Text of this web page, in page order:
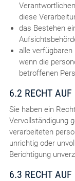
diese
das Bestehen
alle
wenn die
betroffenen
6.2 RECHT AUF
Sie haben ein
Vervollständigung
verarbeiteten
unrichtig oder
Berichtigung
6.3 RECHT AUF